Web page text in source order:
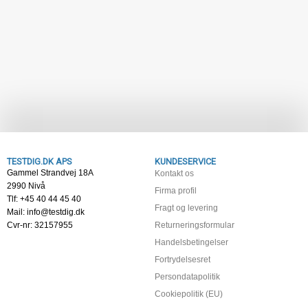
TESTDIG.DK APS
Gammel Strandvej 18A
2990 Nivå
Tlf: +45 40 44 45 40
Mail: info@testdig.dk
Cvr-nr: 32157955
KUNDESERVICE
Kontakt os
Firma profil
Fragt og levering
Returneringsformular
Handelsbetingelser
Fortrydelsesret
Persondatapolitik
Cookiepolitik (EU)